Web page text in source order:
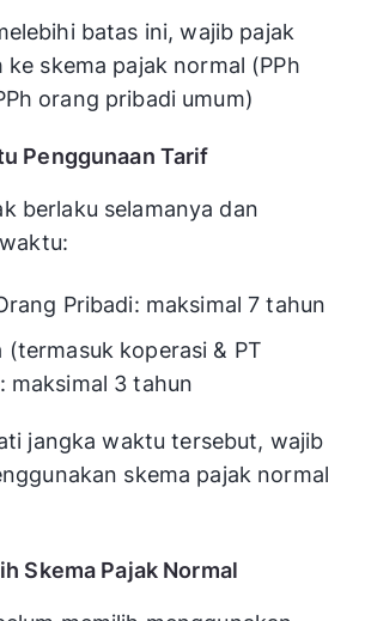
batas ini, wajib pajak
ke skema pajak normal (PPh
orang pribadi umum)
Penggunaan Tarif
berlaku selamanya dan
Pribadi: maksimal 7 tahun
(termasuk koperasi & PT
maksimal 3 tahun
jangka waktu tersebut, wajib
skema pajak normal
Skema Pajak Normal